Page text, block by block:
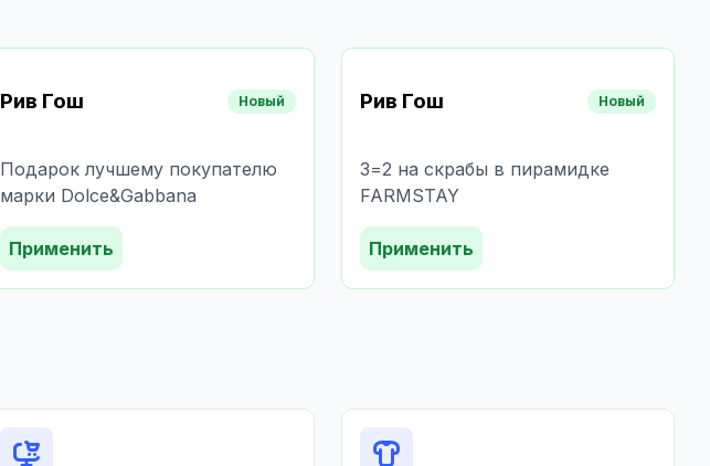
Рив Гош Новый
Подарок лучшему покупателю
марки Dolce&Gabbana
Применить
Рив Гош Новый
3=2 на скрабы в пирамидке
FARMSTAY
Применить